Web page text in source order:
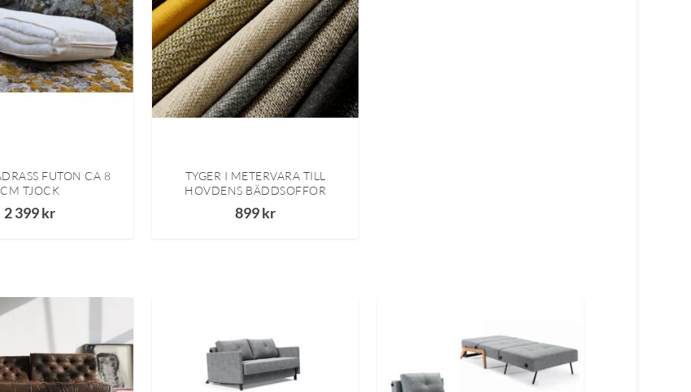
FUTON CA 8
CM TJOCK
2 399kr
TYGER I METERVARA TILL
HOVDENS BÄDDSOFFOR
899kr